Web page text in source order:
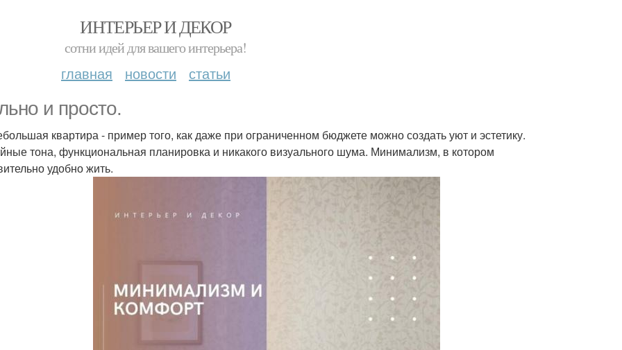
ИНТЕРЬЕР И ДЕКОР
сотни идей для вашего интерьера!
главная новости статьи
и просто.
квартира - пример того, как даже при ограниченном бюджете можно создать уют и эстетику.
тона, функциональная планировка и никакого визуального шума. Минимализм, в котором
удобно жить.